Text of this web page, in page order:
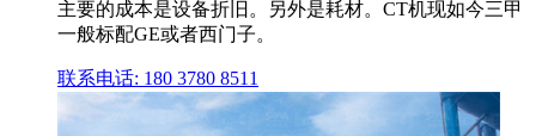
主要的成本是设备折旧。另外是耗材。CT机现如今三甲
一般标配GE或者西门子。
联系电话: 180 3780 8511